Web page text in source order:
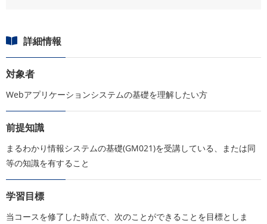
詳細情報
対象者
Webアプリケーションシステムの基礎を理解したい方
前提知識
まるわかり情報システムの基礎(GM021)を受講している、または同
等の知識を有すること
学習目標
当コースを修了した時点で、次のことができることを目標としま